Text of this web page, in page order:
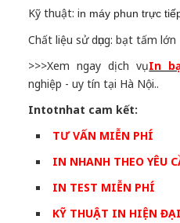
Kỹ thuật: in máy phun trực
Chất liệu sử dụng: bạt tấm lớn
>>>Xem ngay dịch vụIn
nghiệp - uy tín tại Hà Nội..
Intotnhat cam kết:
TƯ VẤN MIỄN PHÍ
IN NHANH THEO YÊU
IN TEST MIỄN PHÍ
KỸ THUẬT IN HIỆN ĐẠI